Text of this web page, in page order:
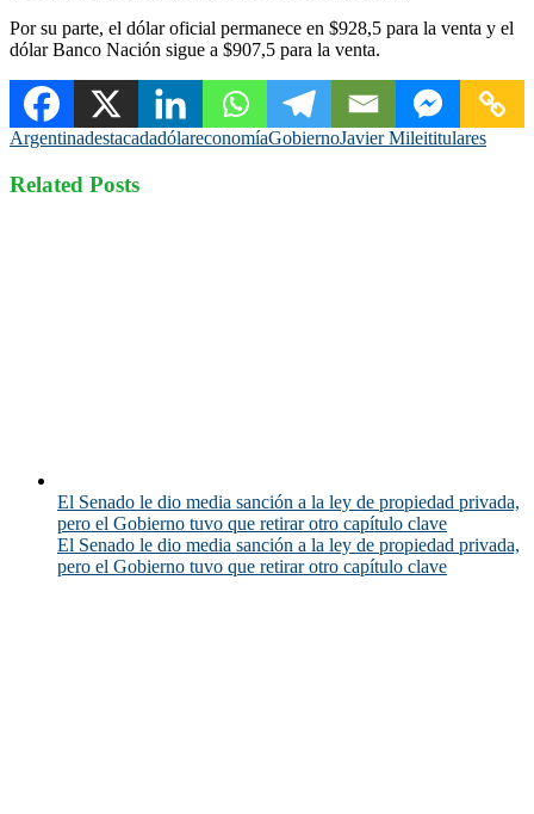
Por su parte, el dólar oficial permanece en $928,5 para la venta y el
dólar Banco Nación sigue a $907,5 para la venta.
ArgentinadestacadadólareconomíaGobiernoJavier Mileititulares
Related Posts
El Senado le dio media sanción a la ley de propiedad privada,
pero el Gobierno tuvo que retirar otro capítulo clave
El Senado le dio media sanción a la ley de propiedad privada,
pero el Gobierno tuvo que retirar otro capítulo clave